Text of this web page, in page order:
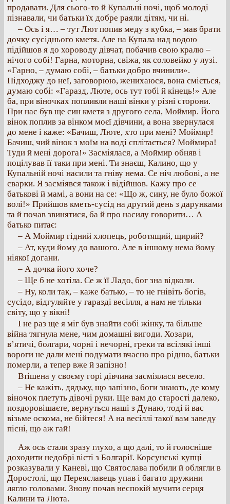
продавати. Для сього-то й Купальні ночі, щоб молоді
пізнавали, чи батьки їх добре раяли дітям, чи ні.
– Ось і я… – тут Лют попив меду з кубка, – мав брати
дочку сусіднього кметя. Але на Купала над водою
підійшов я до хороводу дівчат, побачив свою кралю –
нічого собі! Гарна, моторна, свіжа, як соловейко у лузі.
«Гарно, – думаю собі, – батьки добро вчинили».
Підходжу до неї, заговорюю, женихаюся, вона сміється,
думаю собі: «Гаразд, Люте, ось тут тобі й кінець!» Але
ба, при віночках попливли наші вінки у різні сторони.
При нас був ще син кметя з другого села, Моймир. Його
вінок поплив за вінком моєї дівчини, а вона звернулася
до мене і каже: «Бачиш, Люте, хто при мені? Моймир!
Бачиш, чий вінок з моїм на воді сплітається? Моймира!
Туди й мені дорога!» Засміялася, а Моймир обняв і
поцілував її таки при мені. Ти знаєш, Калино, що у
Купальній ночі насили та гніву нема. Се ніч любові, а не
сварки. Я засміявся також і відійшов. Кажу про се
батькові й мамі, а вони на се: «Що ж, сину, не було божої
волі!» Прийшов кметь-сусід на другий день з дарунками
та й почав звинятися, ба й про насилу говорити… А
батько питає:
– А Моймир гідний хлопець, роботящий, щирий?
– Ат, куди йому до вашого. Але в іншому нема йому
ніякої догани.
– А дочка його хоче?
– Ще б не хотіла. Се ж її Ладо, бог зна відколи.
– Ну, коли так, – каже батько, – то не гнівіть богів,
сусідо, відгуляйте у гаразді весілля, а нам не тільки
світу, що у вікні!
І не раз ще я міг був знайти собі жінку, та більше
війна тягнула мене, чим домашні вигоди. Хозари,
в’ятичі, болгари, чорні і нечорні, греки та всілякі інші
вороги не дали мені подумати вчасно про рідню, батьки
померли, а тепер вже й запізно!
Втішена у своєму горі дівчина засміялася весело.
– Не кажіть, дядьку, що запізно, боги знають, де кому
віночок плетуть дівочі руки. Ще вам до старості далеко,
поздоровішаєте, вернуться наші з Дунаю, тоді й вас
візьме оскома, не бійтеся! А на весіллі такої вам заведу
пісні, що аж гай!
Аж ось стали зразу глухо, а що далі, то й голосніше
доходити недобрі вісті з Болгарії. Корсунські купці
розказували у Каневі, що Святослава побили й облягли в
Доростолі, що Переяславець упав і багато дружини
лягло головами. Знову почав неспокій мучити серця
Калини та Люта.